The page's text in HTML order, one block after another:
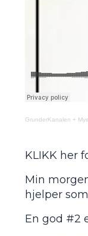
GrunderKanalen +
KLIKK her
Min
hjelper
En god #2